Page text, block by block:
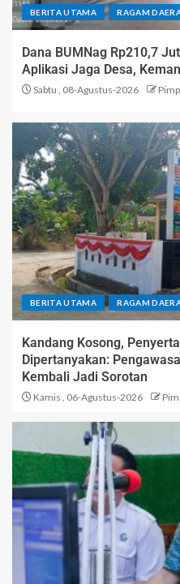
BERITA UTAMA RAGAM
Dana BUMNag Rp210,7
Aplikasi Jaga Desa,
Sabtu , 08-Agustus-2026
BERITA UTAMA RAGAM
Kandang Kosong,
Dipertanyakan:
Kembali Jadi Sorotan
Kamis , 06-Agustus-2026